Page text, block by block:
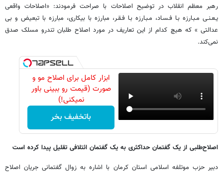
رهبر معظم انقلاب در توضیح اصلاحات با صراحت فرمودند: «اصلاحات واقعی
یـعـنـی مـبـارزه بـا فـسـاد، مـبـارزه بـا فـقـر، مبارزه با بیکاری، مبارزه با تبعیض و بی
عدالتی » که هیچ کدام از این تعاریف در مورد اصلاح طلبان تندرو مسلک صدق
نمی‌کند.
ابزار کامل برای اصلاح مو و
صورت (قیمت رو ببینی باور
نمیکنی!)
باتخفیف بخر
اصلاح‌طلبی از یک گفتمان حداکثری به یک گفتمان ائتلافی تقلیل پیدا کرده است
دبیر حزب موتلفه اسلامی استان کرمان با اشاره به زوال گفتمانی جریان اصلاح